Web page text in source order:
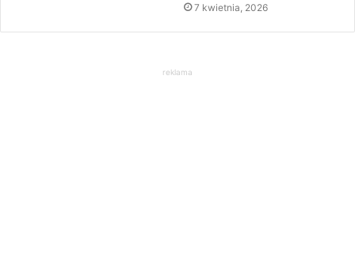
7 kwietnia, 2026
reklama